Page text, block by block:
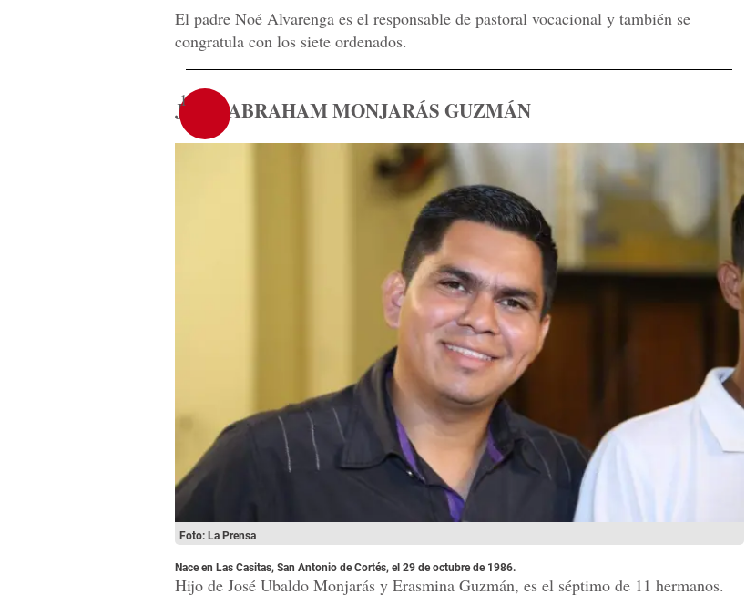
El padre Noé Alvarenga es el responsable de pastoral vocacional y también se
congratula con los siete ordenados.
1
JOSÉ ABRAHAM MONJARÁS GUZMÁN
Foto: La Prensa
Nace en Las Casitas, San Antonio de Cortés, el 29 de octubre de 1986.
Hijo de José Ubaldo Monjarás y Erasmina Guzmán, es el séptimo de 11 hermanos.